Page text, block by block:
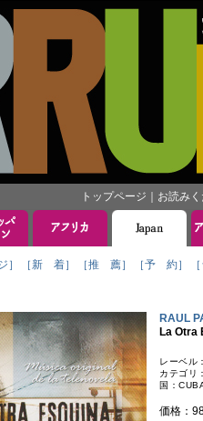
トップページ お読み
］ ［新 着］ ［推 薦］ ［予 約］
RAUL
La Otra
レーベル
カテゴリ：
国：
価格：